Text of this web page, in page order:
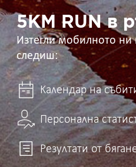
ръцете
ти 5KM RUN в
Изтегли мобилното
следиш:
Календар на
Персонална
Резултати от